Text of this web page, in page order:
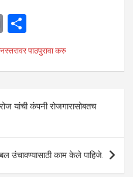
E
m h
ar
पाठपुरावा करु
यांची कंपनी रोजगारासोबतच
उंचावण्यासाठी काम केले पाहिजे.